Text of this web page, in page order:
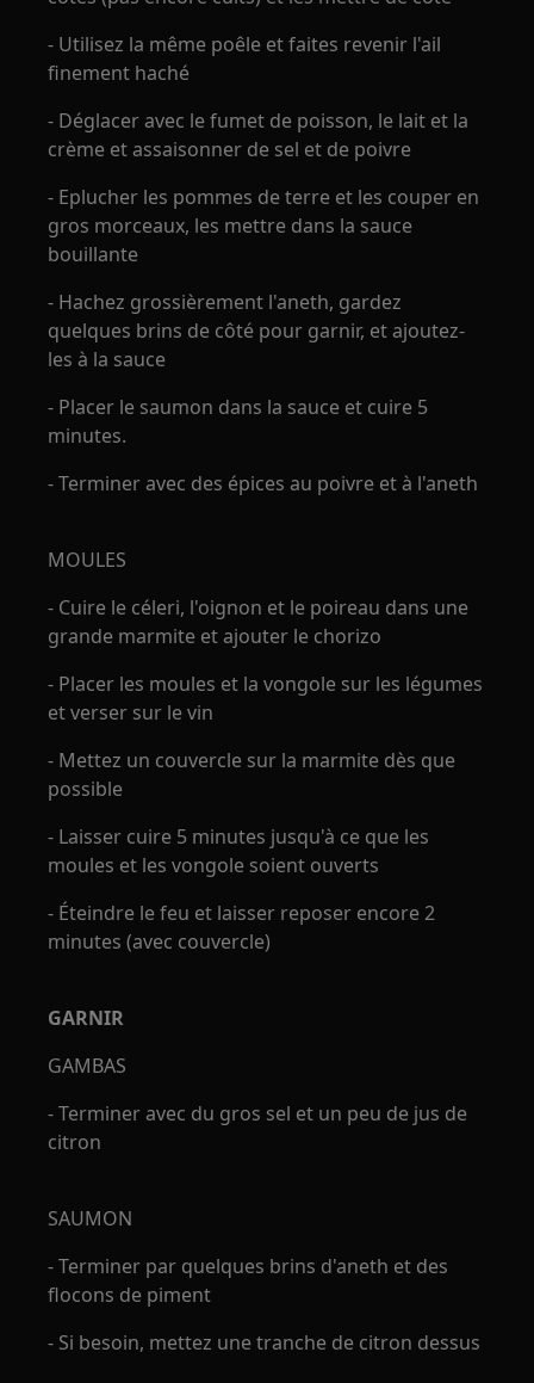
- Utilisez la même poêle et faites revenir l'ail
finement haché
- Déglacer avec le fumet de poisson, le lait et la
crème et assaisonner de sel et de poivre
- Eplucher les pommes de terre et les couper en
gros morceaux, les mettre dans la sauce
bouillante
- Hachez grossièrement l'aneth, gardez
quelques brins de côté pour garnir, et ajoutez-
les à la sauce
- Placer le saumon dans la sauce et cuire 5
minutes.
- Terminer avec des épices au poivre et à l'aneth
MOULES
- Cuire le céleri, l'oignon et le poireau dans une
grande marmite et ajouter le chorizo
- Placer les moules et la vongole sur les légumes
et verser sur le vin
- Mettez un couvercle sur la marmite dès que
possible
- Laisser cuire 5 minutes jusqu'à ce que les
moules et les vongole soient ouverts
- Éteindre le feu et laisser reposer encore 2
minutes (avec couvercle)
GARNIR
GAMBAS
- Terminer avec du gros sel et un peu de jus de
citron
SAUMON
- Terminer par quelques brins d'aneth et des
flocons de piment
- Si besoin, mettez une tranche de citron dessus